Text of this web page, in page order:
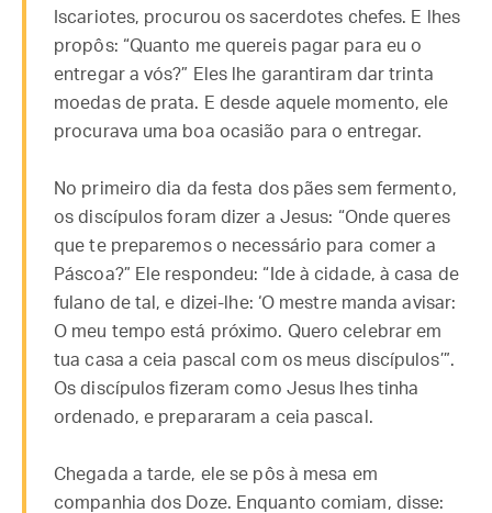
Iscariotes, procurou os sacerdotes chefes. E lhes
propôs: “Quanto me quereis pagar para eu o
entregar a vós?” Eles lhe garantiram dar trinta
moedas de prata. E desde aquele momento, ele
procurava uma boa ocasião para o entregar.
No primeiro dia da festa dos pães sem fermento,
os discípulos foram dizer a Jesus: “Onde queres
que te preparemos o necessário para comer a
Páscoa?” Ele respondeu: “Ide à cidade, à casa de
fulano de tal, e dizei-lhe: ‘O mestre manda avisar:
O meu tempo está próximo. Quero celebrar em
tua casa a ceia pascal com os meus discípulos’”.
Os discípulos fizeram como Jesus lhes tinha
ordenado, e prepararam a ceia pascal.
Chegada a tarde, ele se pôs à mesa em
companhia dos Doze. Enquanto comiam, disse: